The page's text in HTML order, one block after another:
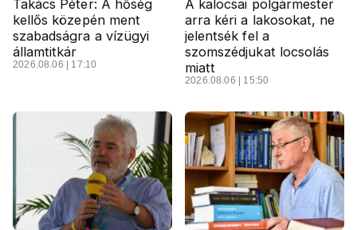
Takács Péter: A hőség
kellős közepén ment
szabadságra a vízügyi
államtitkár
2026.08.06 | 17:10
A kalocsai polgármester
arra kéri a lakosokat, ne
jelentsék fel a
szomszédjukat locsolás
miatt
2026.08.06 | 15:50